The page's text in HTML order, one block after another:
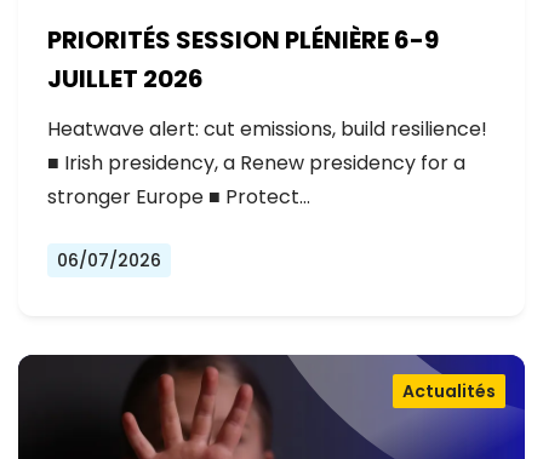
PRIORITÉS SESSION PLÉNIÈRE 6-9
JUILLET 2026
Heatwave alert: cut emissions, build resilience!
■ Irish presidency, a Renew presidency for a
stronger Europe ■ Protect…
06/07/2026
Actualités